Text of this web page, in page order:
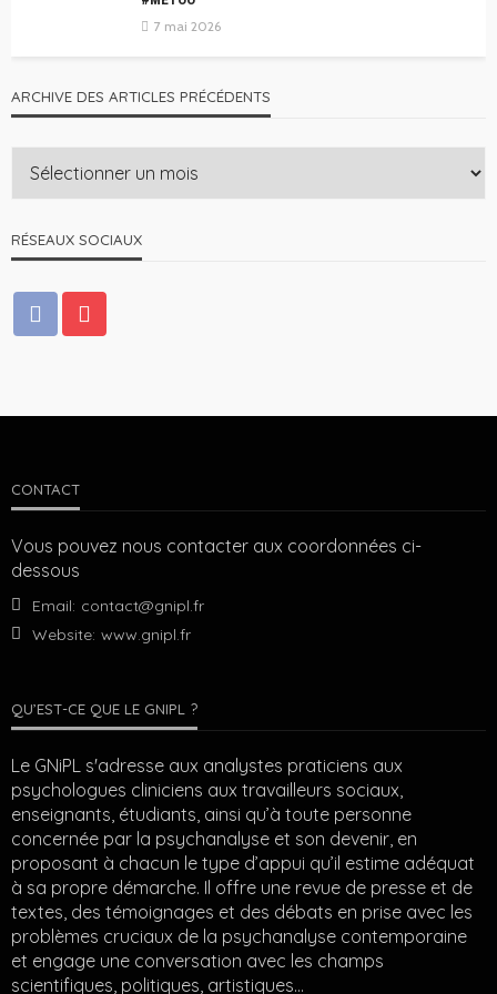
7 mai 2026
ARCHIVE DES ARTICLES PRÉCÉDENTS
RÉSEAUX SOCIAUX
CONTACT
Vous pouvez nous contacter aux coordonnées ci-
dessous
Email: contact@gnipl.fr
Website: www.gnipl.fr
QU’EST-CE QUE LE GNIPL ?
Le GNiPL s'adresse aux analystes praticiens aux
psychologues cliniciens aux travailleurs sociaux,
enseignants, étudiants, ainsi qu’à toute personne
concernée par la psychanalyse et son devenir, en
proposant à chacun le type d’appui qu’il estime adéquat
à sa propre démarche. Il offre une revue de presse et de
textes, des témoignages et des débats en prise avec les
problèmes cruciaux de la psychanalyse contemporaine
et engage une conversation avec les champs
scientifiques, politiques, artistiques…